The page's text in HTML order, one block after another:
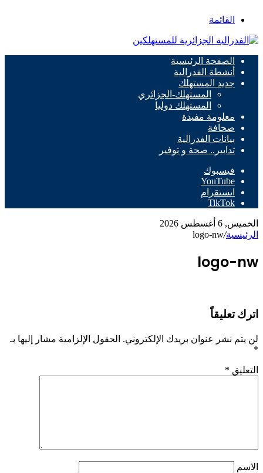
القائمة
الصفحة الرئيسية
أنشطة الفدرالية
جديد المستهلك
المستهلك-الجزائري
المستهلك دوليا
معلومة مفيدة
صحافة
بيانات الفدرالية
تدابير.. صحة و توفير
فيسبوك
‫YouTube
انستقرام
‫TikTok
الخميس, 6 أغسطس 2026
الرئيسية/
logo-nw
logo-nw
اترك تعليقاً
لن يتم نشر عنوان بريدك الإلكتروني. الحقول الإلزامية مشار إليها بـ
*
التعليق *
الاسم